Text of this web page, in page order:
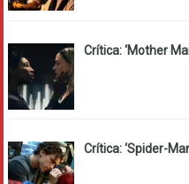
Crítica: ‘Mother
Crítica: ‘Spider-